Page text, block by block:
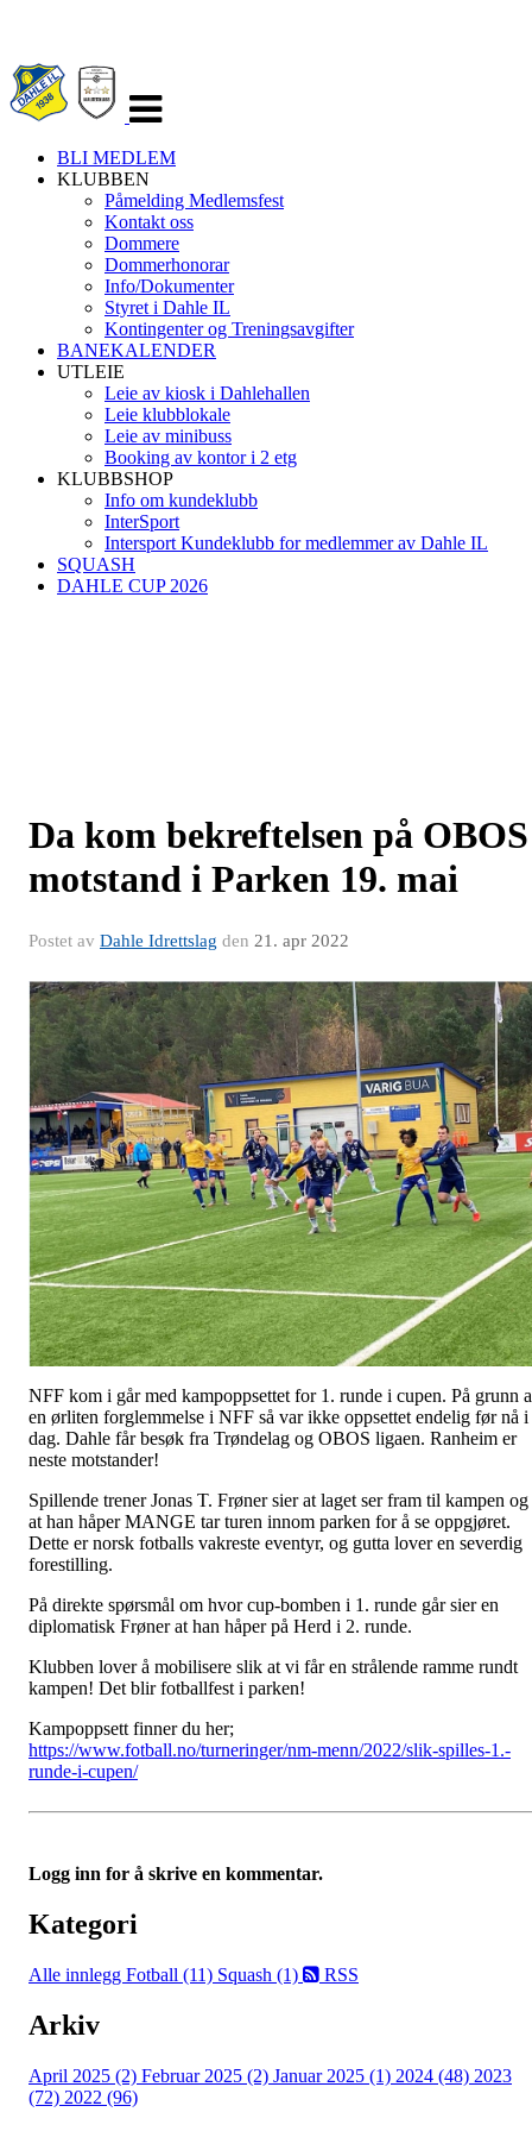
navigasjon
BLI MEDLEM
KLUBBEN
Påmelding Medlemsfest
Kontakt oss
Dommere
Dommerhonorar
Info/Dokumenter
Styret i Dahle IL
Kontingenter og Treningsavgifter
BANEKALENDER
UTLEIE
Leie av kiosk i Dahlehallen
Leie klubblokale
Leie av minibuss
Booking av kontor i 2 etg
KLUBBSHOP
Info om kundeklubb
InterSport
Intersport Kundeklubb for medlemmer av Dahle IL
SQUASH
DAHLE CUP 2026
Da kom bekreftelsen på OBOS
motstand i Parken 19. mai
Postet av Dahle Idrettslag den 21. apr 2022
NFF kom i går med kampoppsettet for 1. runde i cupen. På grunn
en ørliten forglemmelse i NFF så var ikke oppsettet endelig før nå i
dag. Dahle får besøk fra Trøndelag og OBOS ligaen. Ranheim er
neste motstander!
Spillende trener Jonas T. Frøner sier at laget ser fram til kampen og
at han håper MANGE tar turen innom parken for å se oppgjøret.
Dette er norsk fotballs vakreste eventyr, og gutta lover en severdig
forestilling.
På direkte spørsmål om hvor cup-bomben i 1. runde går sier en
diplomatisk Frøner at han håper på Herd i 2. runde.
Klubben lover å mobilisere slik at vi får en strålende ramme rundt
kampen! Det blir fotballfest i parken!
Kampoppsett finner du her;
https://www.fotball.no/turneringer/nm-menn/2022/slik-spilles-1.-
runde-i-cupen/
Logg inn for å skrive en kommentar.
Kategori
Alle innlegg Fotball (11) Squash (1) RSS
Arkiv
April 2025 (2) Februar 2025 (2) Januar 2025 (1) 2024 (48) 2023
(72) 2022 (96)